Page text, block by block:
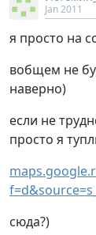
Jan 2011
я просто на
вобщем не
наверно)
если не
просто я
сюда?)